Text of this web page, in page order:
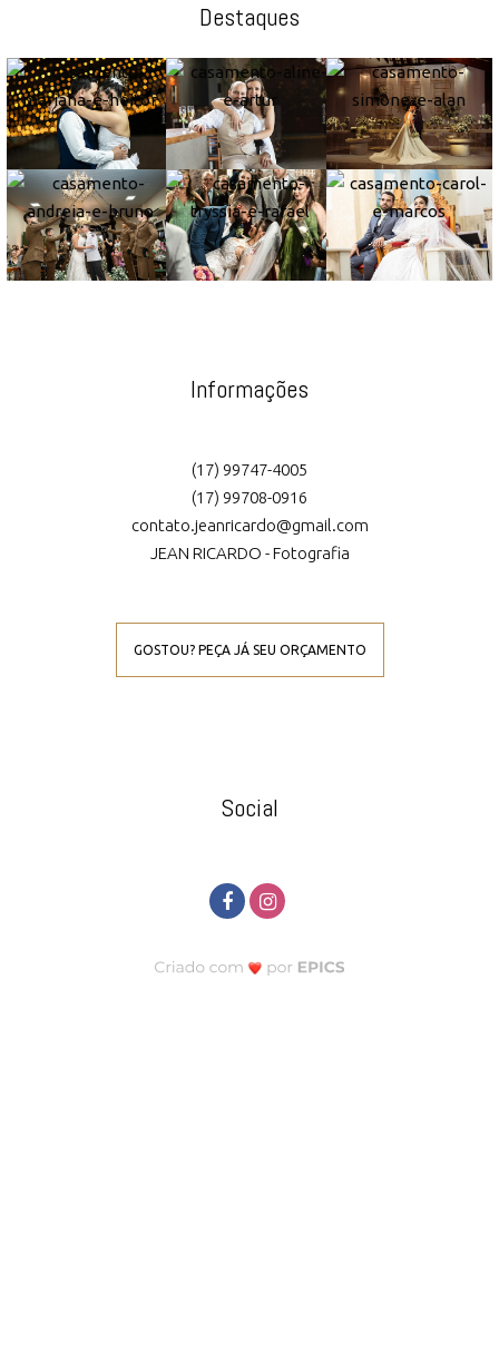
Destaques
Informações
(17) 99747-4005
(17) 99708-0916
contato.jeanricardo@gmail.com
JEAN RICARDO - Fotografia
GOSTOU? PEÇA JÁ SEU ORÇAMENTO
Social